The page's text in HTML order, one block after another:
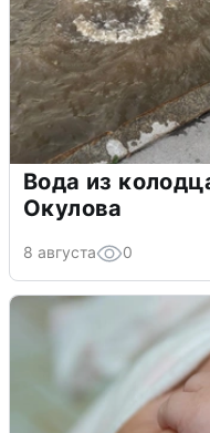
Вода из
Окулова
8 августа 0